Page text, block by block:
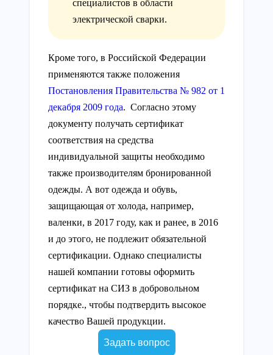
специалистов в области
электрической сварки.
Кроме того, в Российской Федерации
применяются также положения
Постановления Правительства № 982 от 1
декабря 2009 года. Согласно этому
документу получать сертификат
соответствия на средства
индивидуальной защиты необходимо
также производителям бронированной
одежды. А вот одежда и обувь,
защищающая от холода, например,
валенки, в 2017 году, как и ранее, в 2016
и до этого, не подлежит обязательной
сертификации. Однако специалисты
нашей компании готовы оформить
сертификат на СИЗ в добровольном
порядке., чтобы подтвердить высокое
качество Вашей продукции.
Задать вопрос